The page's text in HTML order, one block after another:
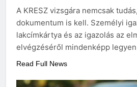
A KRESZ vizsgára nemcsak
dokumentum is kell. Személyi
lakcímkártya és az igazolás az
elvégzéséről mindenképp legyen
Read Full News